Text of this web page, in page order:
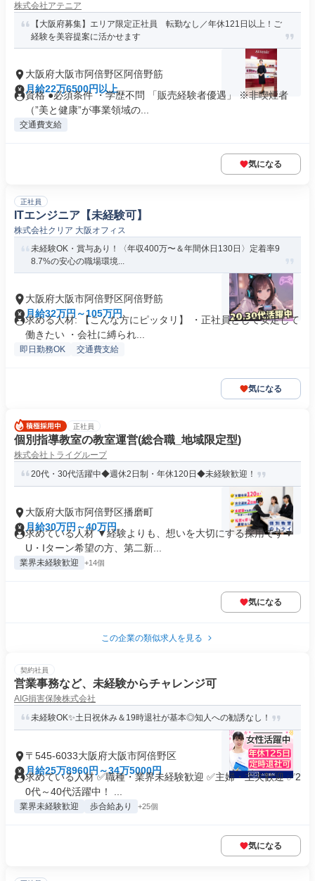
株式会社アテニア
【大阪府募集】エリア限定正社員 転勤なし／年休121日以上！ご
経験を美容提案に活かせます
大阪府大阪市阿倍野区阿倍野筋
月給22万6500円以上
資格 ●必須条件 ・学歴不問 「販売経験者優遇」 ※非喫煙者
（”美と健康”が事業領域の...
交通費支給
気になる
正社員
ITエンジニア【未経験可】
株式会社クリア 大阪オフィス
未経験OK・賞与あり！〈年収400万〜＆年間休日130日〉定着率9
8.7%の安心の職場環境...
大阪府大阪市阿倍野区阿倍野筋
月給32万円～105万円
求める人材: 【こんな方にピッタリ】 ・正社員として安定して
働きたい ・会社に縛られ...
即日勤務OK 交通費支給
気になる
正社員
個別指導教室の教室運営(総合職_地域限定型)
株式会社トライグループ
20代・30代活躍中◆週休2日制・年休120日◆未経験歓迎！
大阪府大阪市阿倍野区播磨町
月給30万円～40万円
求めている人材 ▼経験よりも、想いを大切にする採用です▼
U・Iターン希望の方、第二新...
業界未経験歓迎 +14個
気になる
この企業の類似求人を見る
契約社員
営業事務など、未経験からチャレンジ可
AIG損害保険株式会社
未経験OK✨土日祝休み＆19時退社が基本◎知人への勧誘なし！
〒545-6033大阪府大阪市阿倍野区
月給25万8960円～34万5000円
求めている人材 ✅職種・業界未経験歓迎 ✅主婦・主夫歓迎 ✅2
0代～40代活躍中！ ...
業界未経験歓迎 歩合給あり +25個
気になる